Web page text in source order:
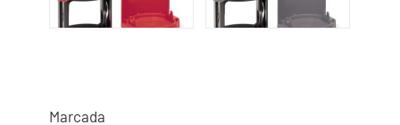
Marcada